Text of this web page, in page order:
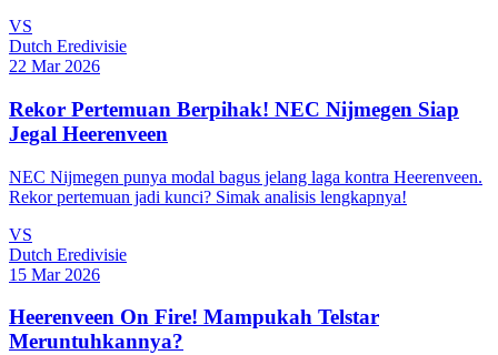
VS
Dutch Eredivisie
22 Mar 2026
Rekor Pertemuan Berpihak! NEC Nijmegen Siap
Jegal Heerenveen
NEC Nijmegen punya modal bagus jelang laga kontra Heerenveen.
Rekor pertemuan jadi kunci? Simak analisis lengkapnya!
VS
Dutch Eredivisie
15 Mar 2026
Heerenveen On Fire! Mampukah Telstar
Meruntuhkannya?